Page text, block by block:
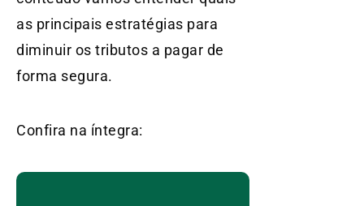
as principais estratégias para
diminuir os tributos a pagar de
forma segura.
Confira na íntegra: